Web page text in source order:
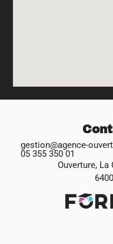
gestion@agence-
05 355 350 01
Ouverture, La